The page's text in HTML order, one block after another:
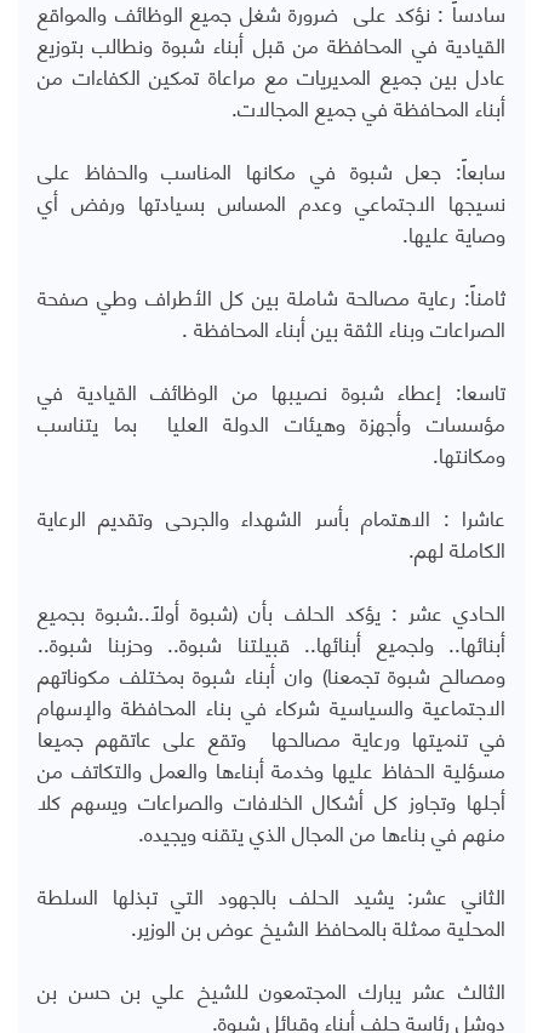
سادساً : نؤكد على ضرورة شغل جميع الوظائف والمواقع
القيادية في المحافظة من قبل أبناء شبوة ونطالب بتوزيع
عادل بين جميع المديريات مع مراعاة تمكين الكفاءات من
أبناء المحافظة في جميع المجالات.
سابعاً: جعل شبوة في مكانها المناسب والحفاظ على
نسيجها الاجتماعي وعدم المساس بسيادتها ورفض أي
وصاية عليها.
ثامناً: رعاية مصالحة شاملة بين كل الأطراف وطي صفحة
الصراعات وبناء الثقة بين أبناء المحافظة .
تاسعا: إعطاء شبوة نصيبها من الوظائف القيادية في
مؤسسات وأجهزة وهيئات الدولة العليا بما يتناسب
ومكانتها.
عاشرا : الاهتمام بأسر الشهداء والجرحى وتقديم الرعاية
الكاملة لهم.
الحادي عشر : يؤكد الحلف بأن (شبوة أولاً..شبوة بجميع
أبنائها.. ولجميع أبنائها.. قبيلتنا شبوة.. وحزبنا شبوة..
ومصالح شبوة تجمعنا) وان أبناء شبوة بمختلف مكوناتهم
الاجتماعية والسياسية شركاء في بناء المحافظة والإسهام
في تنميتها ورعاية مصالحها وتقع على عاتقهم جميعا
مسؤلية الحفاظ عليها وخدمة أبناءها والعمل والتكاتف من
أجلها وتجاوز كل أشكال الخلافات والصراعات ويسهم كلا
منهم في بناءها من المجال الذي يتقنه ويجيده.
الثاني عشر: يشيد الحلف بالجهود التي تبذلها السلطة
المحلية ممثلة بالمحافظ الشيخ عوض بن الوزير.
الثالث عشر يبارك المجتمعون للشيخ علي بن حسن بن
دوشل رئاسة حلف أبناء وقبائل شبوة.